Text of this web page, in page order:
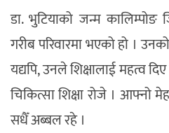
डा. भुटियाको जन्म कालिम्पोङ
गरीब परिवारमा भएको हो ।
यद्यपि, उनले शिक्षालाई महत्व
चिकित्सा शिक्षा रोजे । आफ्नो
सधैँ अब्बल रहे ।